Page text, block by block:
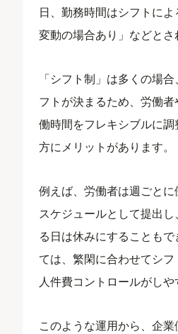
日、勤務時間はシフトに
変動の場合あり」などとさ
「シフト制」は多くの場
フトが決まるため、労働
働時間をフレキシブルに
方にメリットがあります。
例えば、労働者は週ごと
スケジュールとして提出
る日は休みにすることも
ては、繁閑に合わせてシフ
人件費コントロールがしや
このような運用から、企